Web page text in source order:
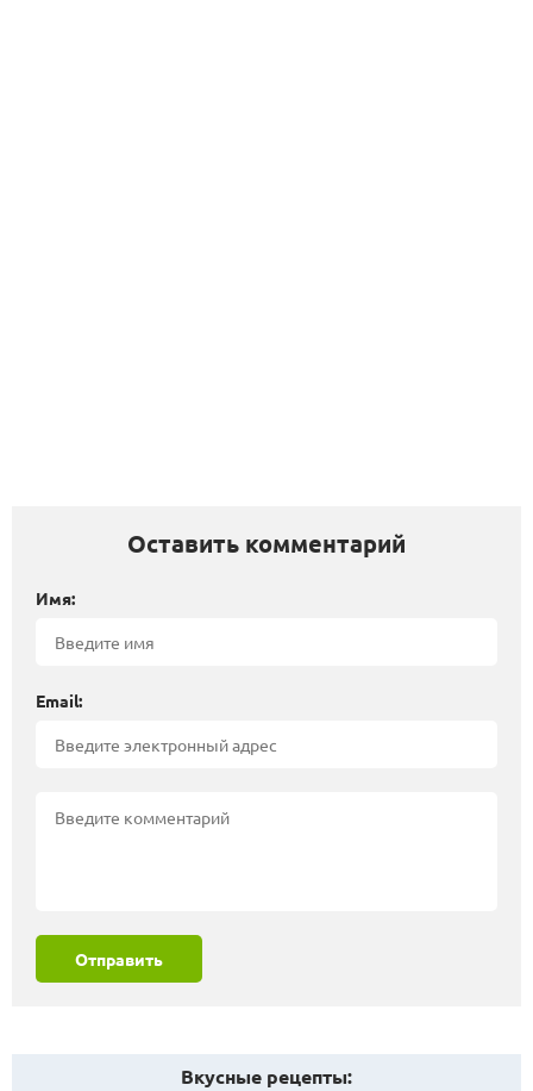
Оставить комментарий
Имя:
Email:
Отправить
Вкусные рецепты: